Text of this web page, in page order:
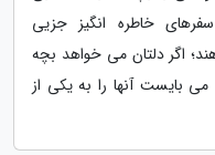
خاطره انگیز جزیی
اگر دلتان می خواهد بچه
بایست آنها را به یکی از